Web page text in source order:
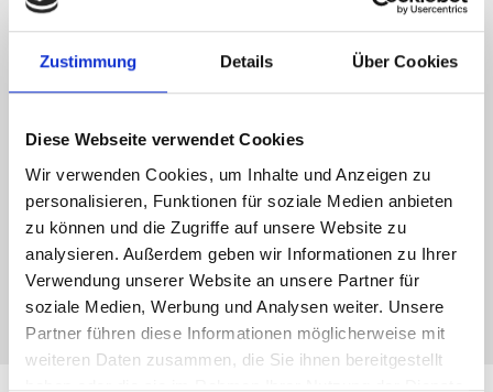
Zustimmung Details Über Cookies
Diese Webseite verwendet Cookies
Wir verwenden Cookies, um Inhalte und Anzeigen zu
personalisieren, Funktionen für soziale Medien anbieten
zu können und die Zugriffe auf unsere Website zu
analysieren. Außerdem geben wir Informationen zu Ihrer
Verwendung unserer Website an unsere Partner für
soziale Medien, Werbung und Analysen weiter. Unsere
Partner führen diese Informationen möglicherweise mit
weiteren Daten zusammen, die Sie ihnen bereitgestellt
haben oder die sie im Rahmen Ihrer Nutzung der Dienste
Ich habe dieDatenschutzerklärungzur Kenntnis genommen. Ich stimme
elektronisch erhoben und gespeichert werden.
Hinweis: Sie können Ihre Einwilligung jederzeit für die Zukunft per E-Mail
an info@hegerich-immobilien.de widerrufen. *
* Pflichtfelder
Absenden